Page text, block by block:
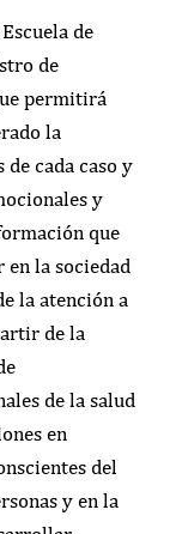
de
de
permitirá
la
cada caso y
y
que
en la sociedad
la atención a
de la
de la salud
en
del
y en la